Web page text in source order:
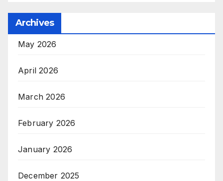
Archives
May 2026
April 2026
March 2026
February 2026
January 2026
December 2025